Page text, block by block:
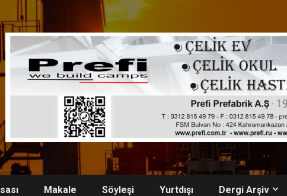
Makale Söyleşi Yurtdışı Dergi Arşiv